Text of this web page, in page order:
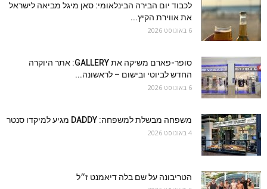
לכבוד יום הבירה הבינלאומי: סאן מיגל מביאה לישראל
את אווירת הקיץ...
6 באוגוסט 2026
סופר-פארם משיקה את GALLERY: אתר היוקרה
החדש לביוטי ובישום – לראשונה...
6 באוגוסט 2026
משפחה מבשלת למשפחה: DADDY מגיע למיקדו סנטר
4 באוגוסט 2026
הטריבונה על שם בלה דיאמנט ז״ל